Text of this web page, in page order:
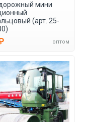
мини
(арт. 25-
оптом